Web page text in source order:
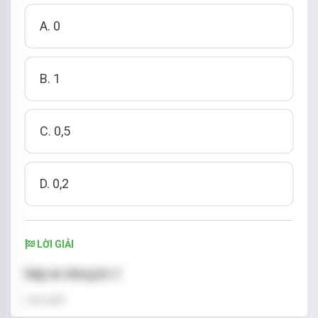
A. 0
B. 1
C. 0,5
D. 0,2
LỜI GIẢI
Đáp án đúng là: C